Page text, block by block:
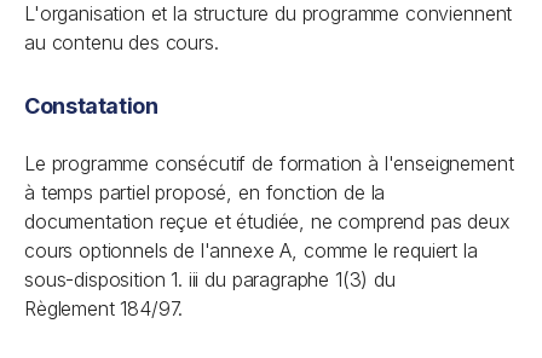
L'organisation et la structure du programme conviennent
au contenu des cours.
Constatation
Le programme consécutif de formation à l'enseignement
à temps partiel proposé, en fonction de la
documentation reçue et étudiée, ne comprend pas deux
cours optionnels de l'annexe A, comme le requiert la
sous-disposition 1. iii du paragraphe 1(3) du
Règlement 184/97.